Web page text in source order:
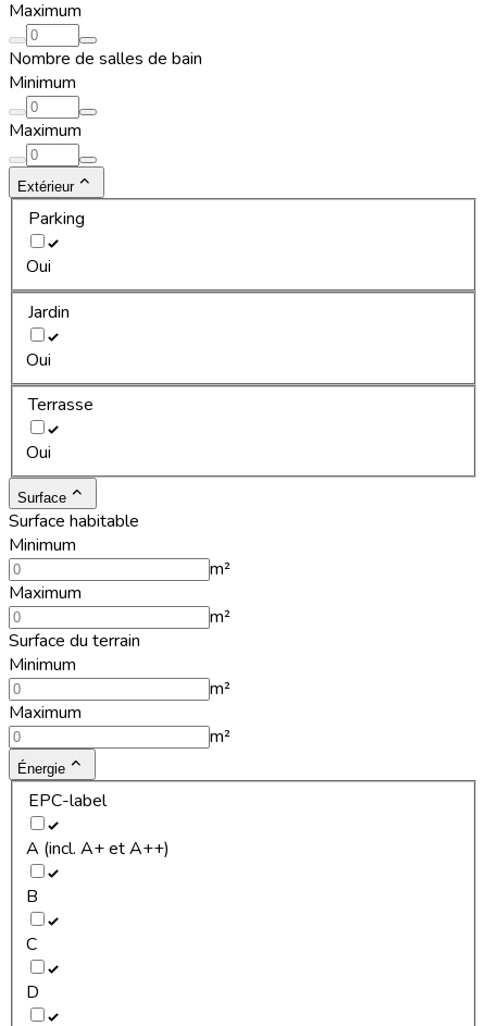
Maximum
Nombre de salles de bain
Minimum
Maximum
Extérieur
Parking
Oui
Jardin
Oui
Terrasse
Oui
Surface
Surface habitable
Minimum
m²
Maximum
m²
Surface du terrain
Minimum
m²
Maximum
m²
Énergie
EPC-label
A (incl. A+ et A++)
B
C
D